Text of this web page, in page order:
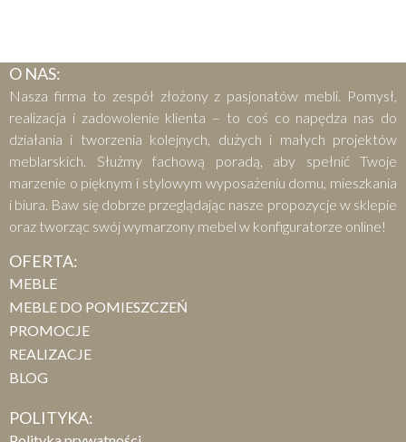
O NAS:
Nasza firma to zespół złożony z pasjonatów mebli. Pomysł,
realizacja i zadowolenie klienta – to coś co napędza nas do
działania i tworzenia kolejnych, dużych i małych projektów
meblarskich. Służmy fachową poradą, aby spełnić Twoje
marzenie o pięknym i stylowym wyposażeniu domu, mieszkania
i biura. Baw się dobrze przeglądając nasze propozycje w sklepie
oraz tworząc swój wymarzony mebel w konfiguratorze online!
OFERTA:
MEBLE
MEBLE DO POMIESZCZEŃ
PROMOCJE
REALIZACJE
BLOG
POLITYKA: